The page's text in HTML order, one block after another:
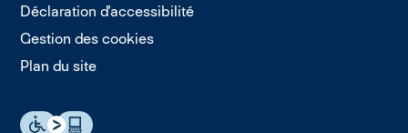
Déclaration d'accessibilité
Gestion des cookies
Plan du site